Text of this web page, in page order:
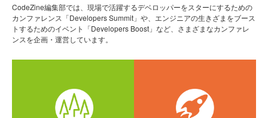
CodeZine編集部では、現場で活躍するデベロッパーをスターにするための
カンファレンス「Developers Summit」や、エンジニアの生きざまをブース
トするためのイベント「Developers Boost」など、さまざまなカンファレ
ンスを企画・運営しています。